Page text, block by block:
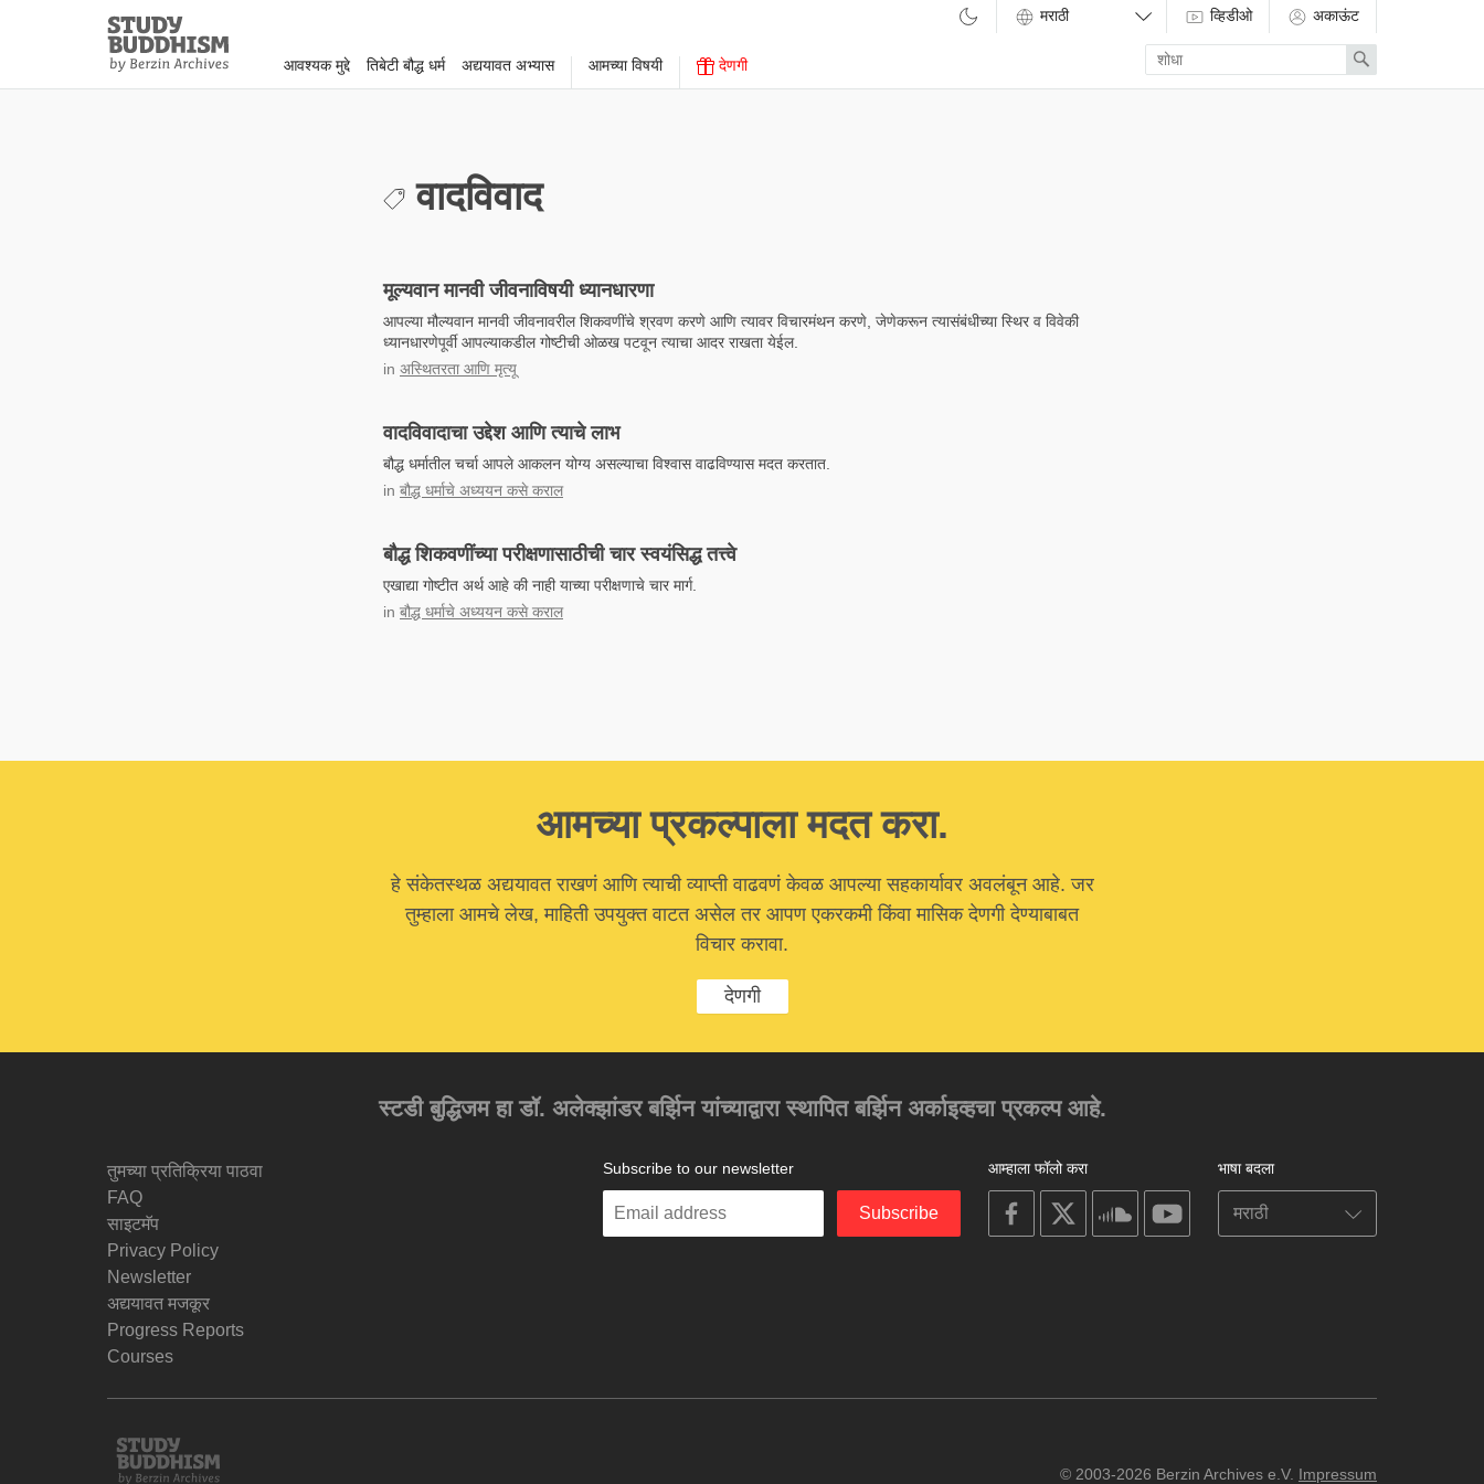
Study
Buddhism
Home
आवश्यक मुद्दे तिबेटी बौद्ध धर्म अद्ययावत अभ्यास आमच्या विषयी देणगी
व्हिडीओ अकाऊंट
Enter
search
term
Search
वादविवाद
मूल्यवान मानवी जीवनाविषयी ध्यानधारणा
आपल्या मौल्यवान मानवी जीवनावरील शिकवणींचे श्रवण करणे आणि त्यावर विचारमंथन करणे, जेणेकरून त्यासंबंधीच्या स्थिर व विवेकी
ध्यानधारणेपूर्वी आपल्याकडील गोष्टीची ओळख पटवून त्याचा आदर राखता येईल.
in अस्थितरता आणि मृत्यू
वादविवादाचा उद्देश आणि त्याचे लाभ
बौद्ध धर्मातील चर्चा आपले आकलन योग्य असल्याचा विश्वास वाढविण्यास मदत करतात.
in बौद्ध धर्माचे अध्ययन कसे कराल
बौद्ध शिकवणींच्या परीक्षणासाठीची चार स्वयंसिद्ध तत्त्वे
एखाद्या गोष्टीत अर्थ आहे की नाही याच्या परीक्षणाचे चार मार्ग.
in बौद्ध धर्माचे अध्ययन कसे कराल
आमच्या प्रकल्पाला मदत करा.
हे संकेतस्थळ अद्ययावत राखणं आणि त्याची व्याप्ती वाढवणं केवळ आपल्या सहकार्यावर अवलंबून आहे. जर
तुम्हाला आमचे लेख, माहिती उपयुक्त वाटत असेल तर आपण एकरकमी किंवा मासिक देणगी देण्याबाबत
विचार करावा.
देणगी
स्टडी बुद्धिजम हा डॉ. अलेक्झांडर बर्झिन यांच्याद्वारा स्थापित बर्झिन अर्काइव्हचा प्रकल्प आहे.
तुमच्या प्रतिक्रिया पाठवा
FAQ
साइटमॅप
Privacy Policy
Newsletter
अद्ययावत मजकूर
Progress Reports
Courses
भाषा बदला
आम्हाला फॉलो करा
on
facebook
soundcloudyoutube
Subscribe to our newsletter
Enter
Subscribe
Study
© 2003-2026 Berzin Archives e.V. Impressum